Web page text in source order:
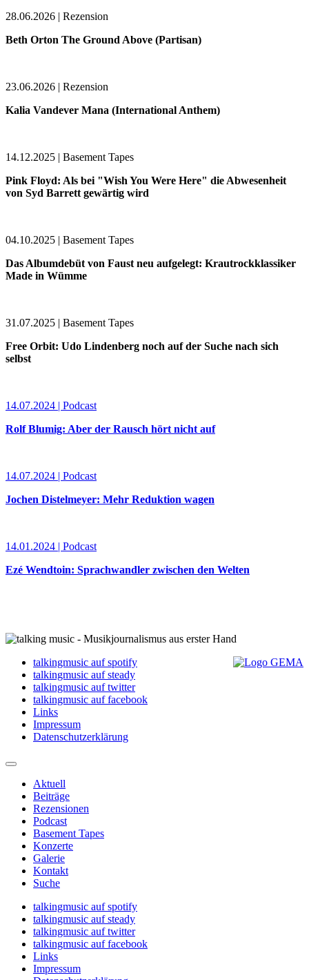
28.06.2026 | Rezension
Beth Orton The Ground Above (Partisan)
23.06.2026 | Rezension
Kalia Vandever Mana (International Anthem)
14.12.2025 | Basement Tapes
Pink Floyd: Als bei "Wish You Were Here" die Abwesenheit
von Syd Barrett gewärtig wird
04.10.2025 | Basement Tapes
Das Albumdebüt von Faust neu aufgelegt: Krautrockklassiker
Made in Wümme
31.07.2025 | Basement Tapes
Free Orbit: Udo Lindenberg noch auf der Suche nach sich
selbst
14.07.2024 | Podcast
Rolf Blumig: Aber der Rausch hört nicht auf
14.07.2024 | Podcast
Jochen Distelmeyer: Mehr Reduktion wagen
14.01.2024 | Podcast
Ezé Wendtoin: Sprachwandler zwischen den Welten
talkingmusic auf spotify
talkingmusic auf steady
talkingmusic auf twitter
talkingmusic auf facebook
Links
Impressum
Datenschutzerklärung
Aktuell
Beiträge
Rezensionen
Podcast
Basement Tapes
Konzerte
Galerie
Kontakt
Suche
talkingmusic auf spotify
talkingmusic auf steady
talkingmusic auf twitter
talkingmusic auf facebook
Links
Impressum